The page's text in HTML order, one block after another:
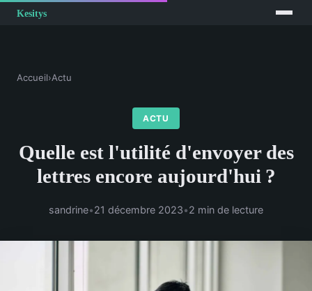
Accueil›Actu
ACTU
Quelle est l'utilité d'envoyer des
lettres encore aujourd'hui ?
sandrine•21 décembre 2023•2 min de lecture